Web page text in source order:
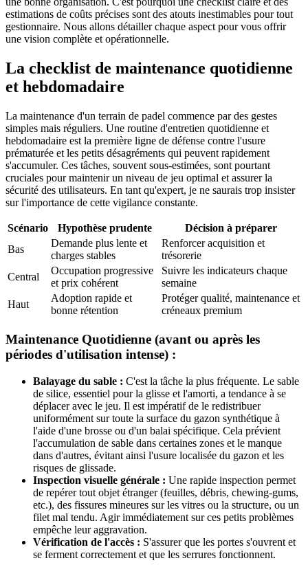
estimations de coûts précises sont des atouts inestimables pour tout
gestionnaire. Nous allons détailler chaque aspect pour vous offrir
une vision complète et opérationnelle.
La checklist de maintenance quotidienne
et hebdomadaire
La maintenance d'un terrain de padel commence par des gestes
simples mais réguliers. Une routine d'entretien quotidienne et
hebdomadaire est la première ligne de défense contre l'usure
prématurée et les petits désagréments qui peuvent rapidement
s'accumuler. Ces tâches, souvent sous-estimées, sont pourtant
cruciales pour maintenir un niveau de jeu optimal et assurer la
sécurité des utilisateurs. En tant qu'expert, je ne saurais trop insister
sur l'importance de cette vigilance constante.
Scénario Hypothèse prudente
Décision à préparer
Bas
Demande plus lente et
charges stables
Renforcer acquisition et
trésorerie
Central
Occupation progressive
et prix cohérent
Suivre les indicateurs chaque
semaine
Haut
Adoption rapide et
bonne rétention
Protéger qualité, maintenance et
créneaux premium
Maintenance Quotidienne (avant ou après les
périodes d'utilisation intense) :
Balayage du sable : C'est la tâche la plus fréquente. Le sable
de silice, essentiel pour la glisse et l'amorti, a tendance à se
déplacer avec le jeu. Il est impératif de le redistribuer
uniformément sur toute la surface du gazon synthétique à
l'aide d'une brosse ou d'un balai spécifique. Cela prévient
l'accumulation de sable dans certaines zones et le manque
dans d'autres, évitant ainsi l'usure localisée du gazon et les
risques de glissade.
Inspection visuelle générale : Une rapide inspection permet
de repérer tout objet étranger (feuilles, débris, chewing-gums,
etc.), des fissures mineures sur les vitres ou la structure, ou un
filet mal tendu. Agir immédiatement sur ces petits problèmes
empêche leur aggravation.
Vérification de l'accès : S'assurer que les portes s'ouvrent et
se ferment correctement et que les serrures fonctionnent.